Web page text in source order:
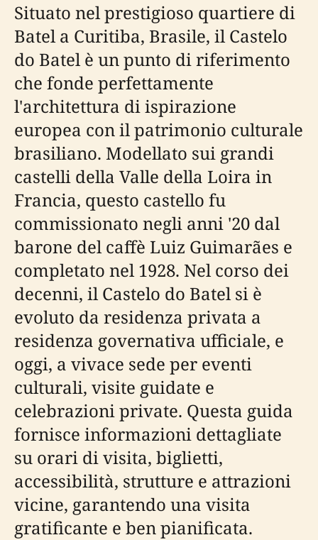
Situato nel prestigioso quartiere di
Batel a Curitiba, Brasile, il Castelo
do Batel è un punto di riferimento
che fonde perfettamente
l'architettura di ispirazione
europea con il patrimonio culturale
brasiliano. Modellato sui grandi
castelli della Valle della Loira in
Francia, questo castello fu
commissionato negli anni '20 dal
barone del caffè Luiz Guimarães e
completato nel 1928. Nel corso dei
decenni, il Castelo do Batel si è
evoluto da residenza privata a
residenza governativa ufficiale, e
oggi, a vivace sede per eventi
culturali, visite guidate e
celebrazioni private. Questa guida
fornisce informazioni dettagliate
su orari di visita, biglietti,
accessibilità, strutture e attrazioni
vicine, garantendo una visita
gratificante e ben pianificata.